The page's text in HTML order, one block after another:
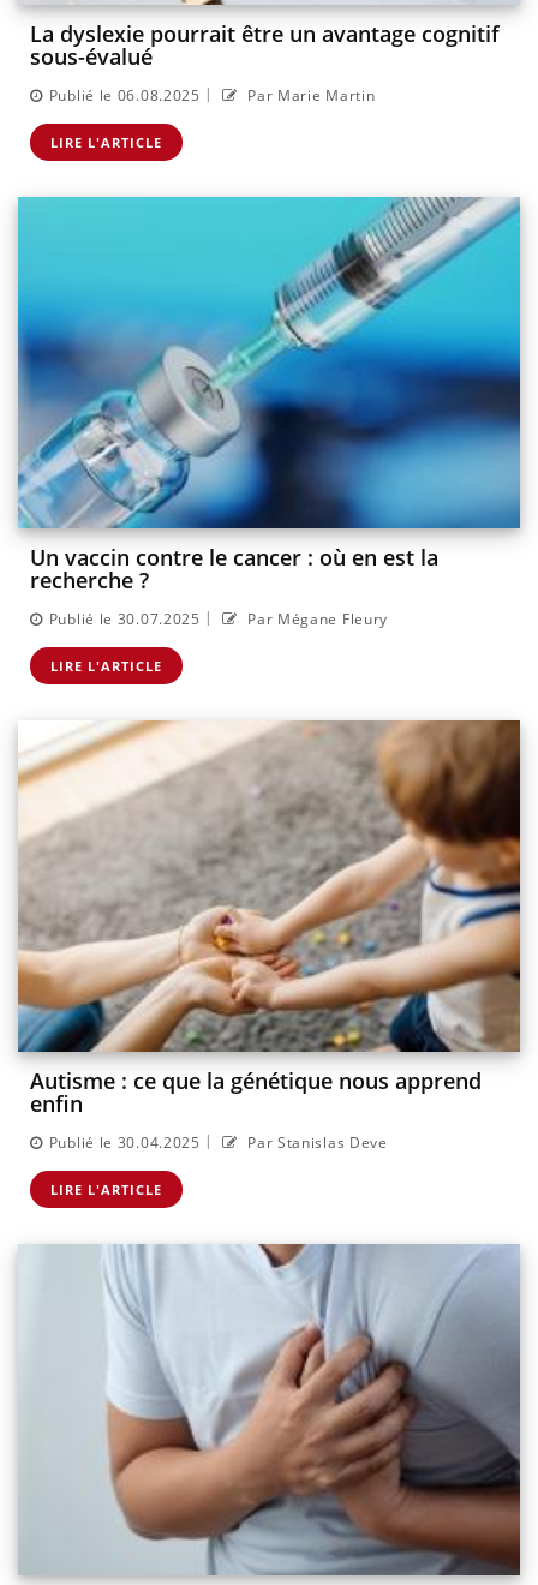
La dyslexie pourrait être un avantage cognitif
sous-évalué
Publié le 06.08.2025 | Par Marie Martin
LIRE L'ARTICLE
Un vaccin contre le cancer : où en est la
recherche ?
Publié le 30.07.2025 | Par Mégane Fleury
LIRE L'ARTICLE
Autisme : ce que la génétique nous apprend
enfin
Publié le 30.04.2025 | Par Stanislas Deve
LIRE L'ARTICLE